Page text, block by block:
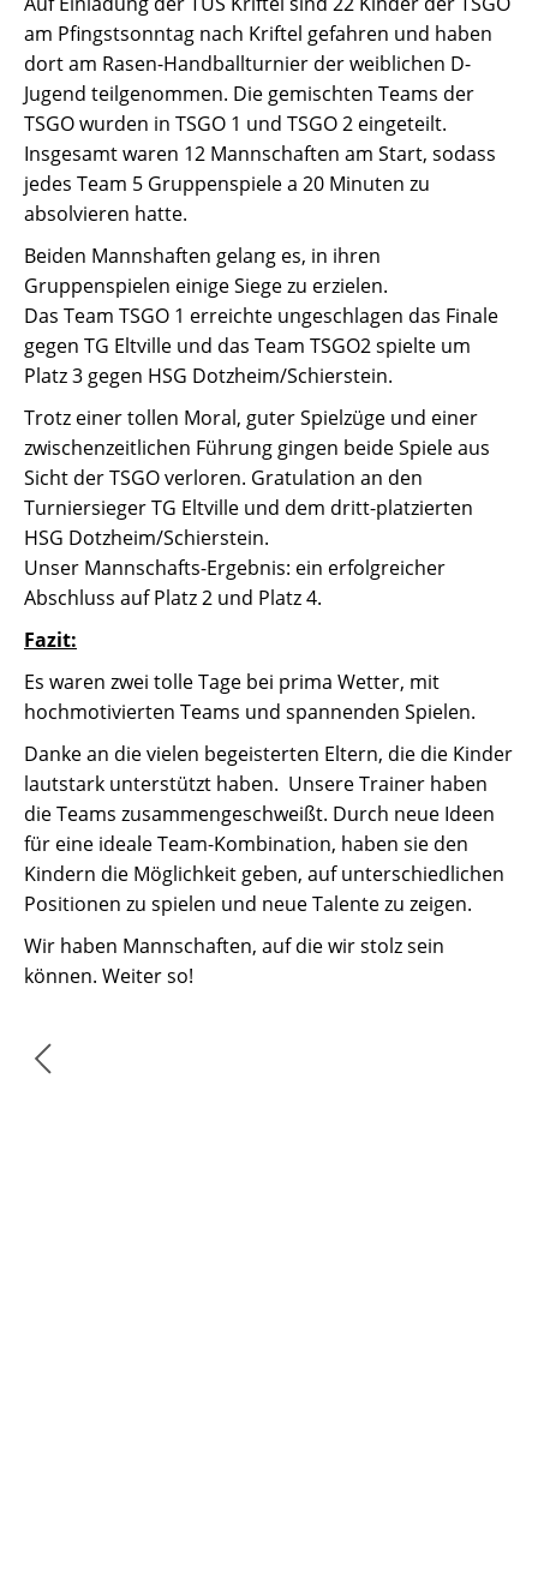
am Pfingstsonntag nach Kriftel gefahren und haben
dort am Rasen-Handballturnier der weiblichen D-
Jugend teilgenommen. Die gemischten Teams der
TSGO wurden in TSGO 1 und TSGO 2 eingeteilt.
Insgesamt waren 12 Mannschaften am Start, sodass
jedes Team 5 Gruppenspiele a 20 Minuten zu
absolvieren hatte.
Beiden Mannshaften gelang es, in ihren
Gruppenspielen einige Siege zu erzielen.
Das Team TSGO 1 erreichte ungeschlagen das Finale
gegen TG Eltville und das Team TSGO2 spielte um
Platz 3 gegen HSG Dotzheim/Schierstein.
Trotz einer tollen Moral, guter Spielzüge und einer
zwischenzeitlichen Führung gingen beide Spiele aus
Sicht der TSGO verloren. Gratulation an den
Turniersieger TG Eltville und dem dritt-platzierten
HSG Dotzheim/Schierstein.
Unser Mannschafts-Ergebnis: ein erfolgreicher
Abschluss auf Platz 2 und Platz 4.
Fazit:
Es waren zwei tolle Tage bei prima Wetter, mit
hochmotivierten Teams und spannenden Spielen.
Danke an die vielen begeisterten Eltern, die die Kinder
lautstark unterstützt haben. Unsere Trainer haben
die Teams zusammengeschweißt. Durch neue Ideen
für eine ideale Team-Kombination, haben sie den
Kindern die Möglichkeit geben, auf unterschiedlichen
Positionen zu spielen und neue Talente zu zeigen.
Wir haben Mannschaften, auf die wir stolz sein
können. Weiter so!